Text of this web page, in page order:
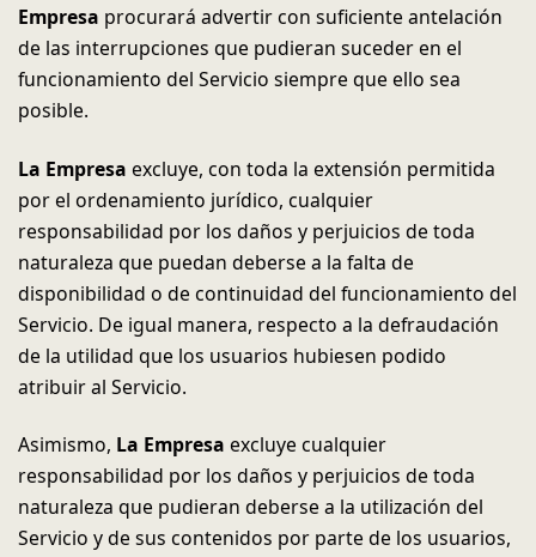
Empresa procurará advertir con suficiente antelación
de las interrupciones que pudieran suceder en el
funcionamiento del Servicio siempre que ello sea
posible.
La Empresa excluye, con toda la extensión permitida
por el ordenamiento jurídico, cualquier
responsabilidad por los daños y perjuicios de toda
naturaleza que puedan deberse a la falta de
disponibilidad o de continuidad del funcionamiento del
Servicio. De igual manera, respecto a la defraudación
de la utilidad que los usuarios hubiesen podido
atribuir al Servicio.
Asimismo, La Empresa excluye cualquier
responsabilidad por los daños y perjuicios de toda
naturaleza que pudieran deberse a la utilización del
Servicio y de sus contenidos por parte de los usuarios,